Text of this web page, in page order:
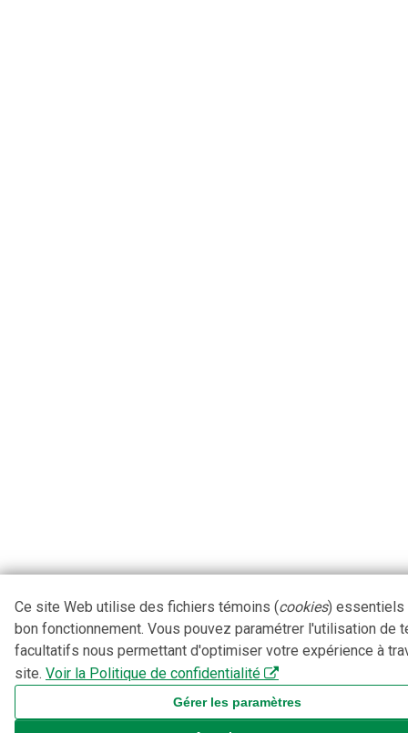
Ce site Web utilise des fichiers témoins (cookies) essentiels
bon fonctionnement. Vous pouvez paramétrer l'utilisation de
facultatifs nous permettant d'optimiser votre expérience à
site. Voir la Politique de confidentialité
Gérer les paramètres